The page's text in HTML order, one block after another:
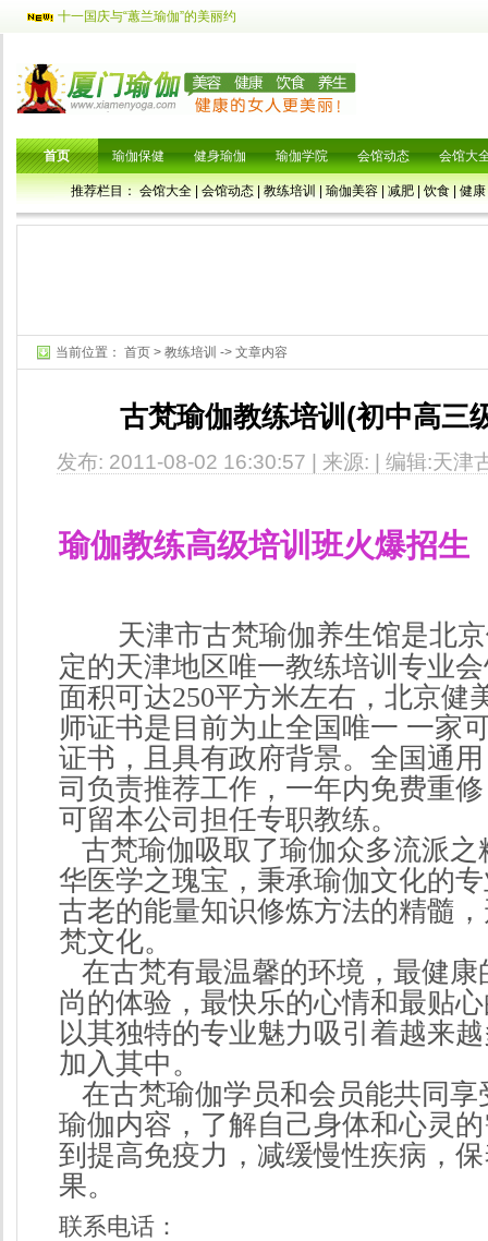
十一国庆与“蕙兰瑜伽”的美丽约
首页
推荐栏目：会馆大全|会馆动态|教练培训|瑜伽美容|减肥|饮食|健康
瑜伽保健 健身瑜伽 瑜伽学院 会馆动态 会馆大
当前位置： 首页 > 教练培训 -> 文章内容
古梵瑜伽教练培训(初中高三
发布: 2011-08-02 16:30:57 | 来源: | 编辑:天津
瑜伽教练高级培训班火爆招生
天津市古梵瑜伽养生馆是北
定的天津地区唯一教练培训专业
面积可达250平方米左右，北京健
师证书是目前为止全国唯一 一家
证书，且具有政府背景。全国通
司负责推荐工作，一年内免费重
可留本公司担任专职教练。
古梵瑜伽吸取了瑜伽众多流派之
华医学之瑰宝，秉承瑜伽文化的
古老的能量知识修炼方法的精髓
梵文化。
在古梵有最温馨的环境，最健康
尚的体验，最快乐的心情和最贴
以其独特的专业魅力吸引着越来
加入其中。
在古梵瑜伽学员和会员能共同享
瑜伽内容，了解自己身体和心灵
到提高免疫力，减缓慢性疾病，
果。
联系电话：